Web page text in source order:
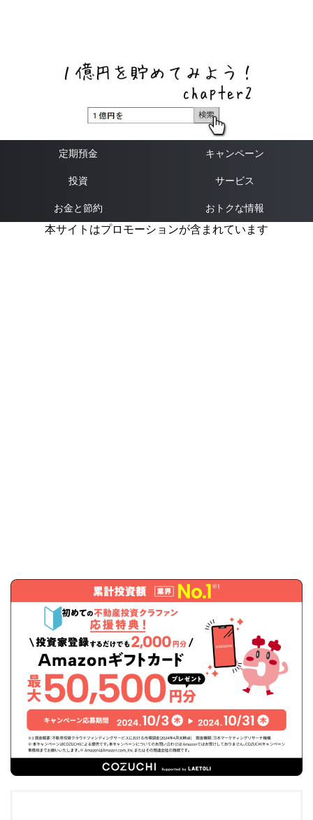
定期預金 キャンペーン
投資 サービス
お金と節約 おトクな情報
本サイトはプロモーションが含まれています